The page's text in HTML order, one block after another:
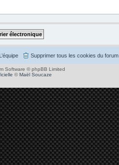
Supprimer tous les cookies du forum
L’équipe
Software © phpBB Limited
©Maël Soucaze